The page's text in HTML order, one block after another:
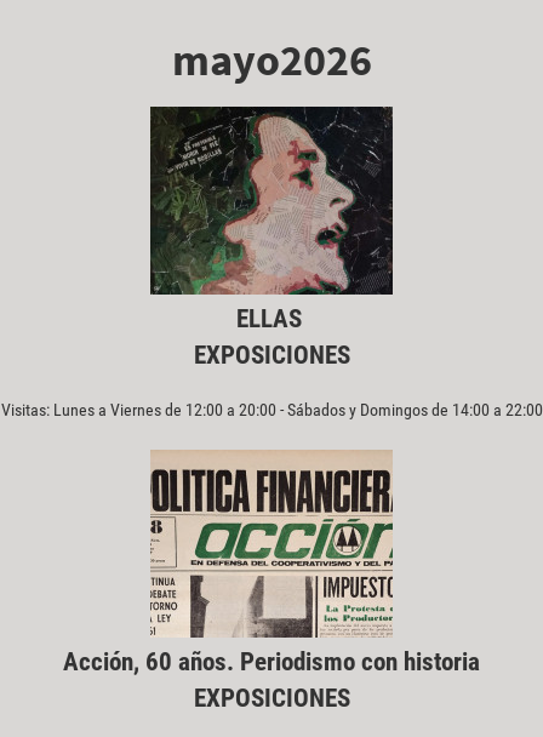
mayo2026
ELLAS
EXPOSICIONES
Visitas: Lunes a Viernes de 12:00 a 20:00 - Sábados y Domingos de 14:00 a 22:00
Acción, 60 años. Periodismo con historia
EXPOSICIONES